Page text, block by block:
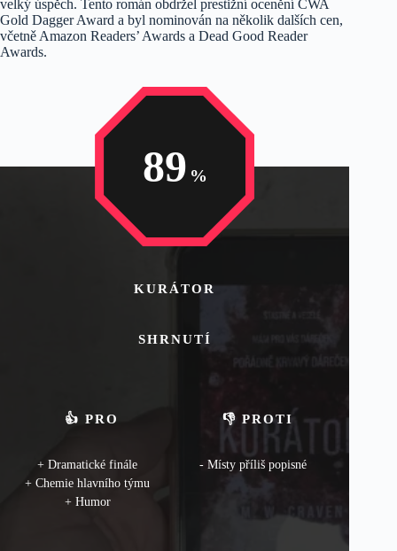
velký úspěch. Tento román obdržel prestižní ocenění CWA
Gold Dagger Award a byl nominován na několik dalších cen,
včetně Amazon Readers’ Awards a Dead Good Reader
Awards​.
KURÁTOR
SHRNUTÍ
👍 PRO
Dramatické finále
Chemie hlavního týmu
Humor
👎 PROTI
Místy příliš popisné
89